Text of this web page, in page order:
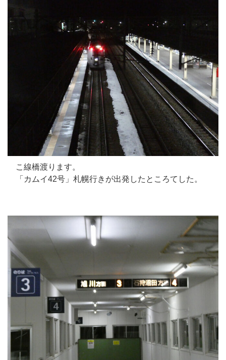
こ線橋渡ります。
「カムイ42号」札幌行きが出発したところてした。